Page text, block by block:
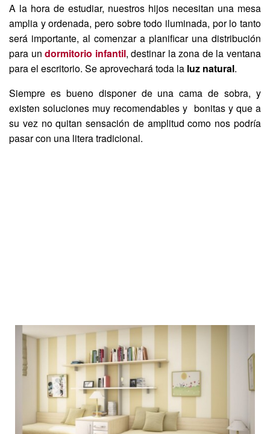
A la hora de estudiar, nuestros hijos necesitan una mesa
amplia y ordenada, pero sobre todo iluminada, por lo tanto
será importante, al comenzar a planificar una distribución
para undormitorio infantil, destinar la zona de la ventana
para el escritorio. Se aprovechará toda la luz natural.
Siempre es bueno disponer de una cama de sobra, y
existen soluciones muy recomendables y bonitas y que a
su vez no quitan sensación de amplitud como nos podría
pasar con una litera tradicional.